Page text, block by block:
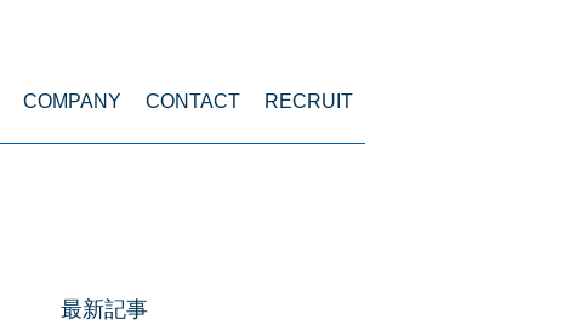
COMPANY CONTACT RECRUIT
最新記事